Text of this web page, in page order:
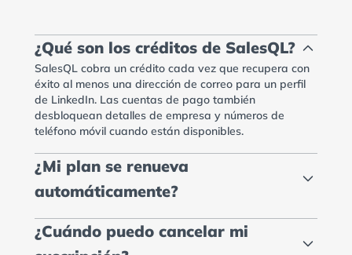
¿Qué son los créditos de SalesQL?
SalesQL cobra un crédito cada vez que recupera con
éxito al menos una dirección de correo para un perfil
de LinkedIn. Las cuentas de pago también
desbloquean detalles de empresa y números de
teléfono móvil cuando están disponibles.
¿Mi plan se renueva
automáticamente?
¿Cuándo puedo cancelar mi